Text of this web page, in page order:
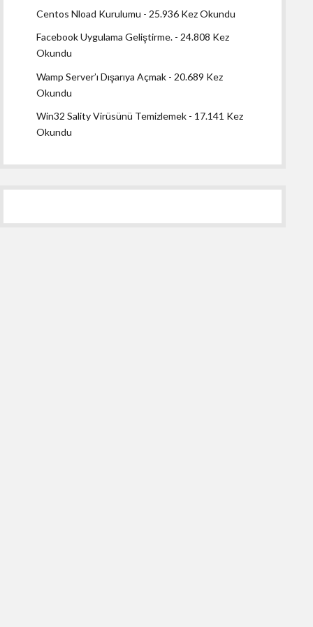
Centos Nload Kurulumu - 25.936 Kez Okundu
Facebook Uygulama Geliştirme. - 24.808 Kez
Okundu
Wamp Server’ı Dışarıya Açmak - 20.689 Kez
Okundu
Win32 Sality Virüsünü Temizlemek - 17.141 Kez
Okundu